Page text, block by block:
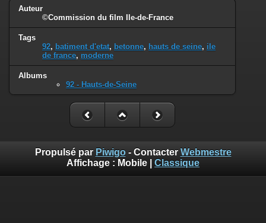
Auteur
©Commission du film Ile-de-France
Tags
92, batiment d'etat, betonne, hauts de seine, ile
de france, moderne
Albums
92 - Hauts-de-Seine
Propulsé par Piwigo- Contacter Webmestre
Affichage : Mobile Classique